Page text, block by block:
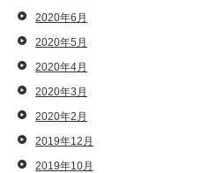
2020年6月
2020年5月
2020年4月
2020年3月
2020年2月
2019年12月
2019年10月